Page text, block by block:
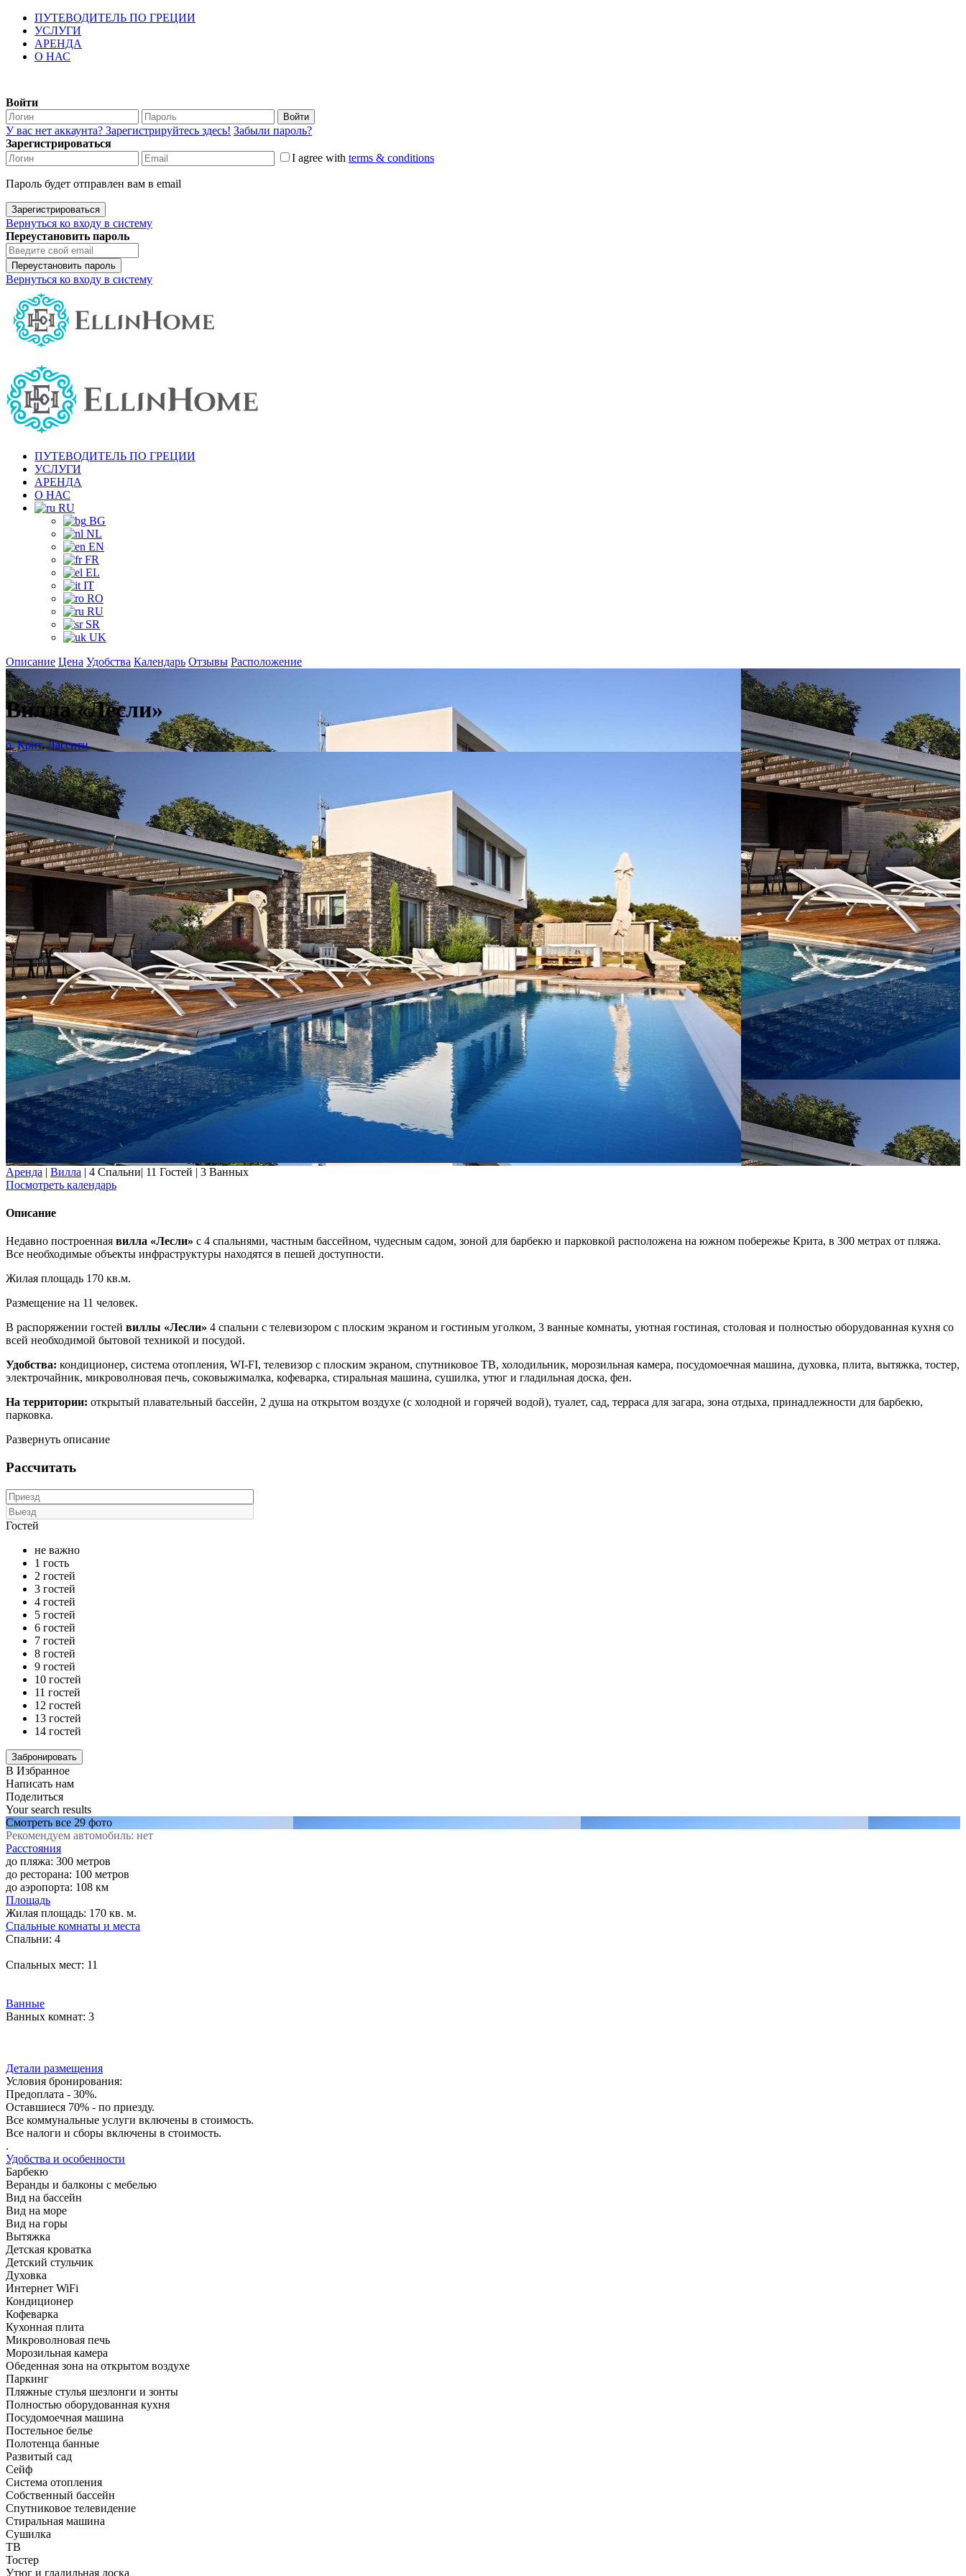
ПУТЕВОДИТЕЛЬ ПО ГРЕЦИИ
УСЛУГИ
АРЕНДА
О НАС
Войти
Войти
У вас нет аккаунта? Зарегистрируйтесь здесь! Забыли пароль?
Зарегистрироваться
I agree with terms & conditions
Пароль будет отправлен вам в email
Зарегистрироваться
Вернуться ко входу в систему
Переустановить пароль
Переустановить пароль
Вернуться ко входу в систему
ПУТЕВОДИТЕЛЬ ПО ГРЕЦИИ
УСЛУГИ
АРЕНДА
О НАС
RU
BG
NL
EN
FR
EL
IT
RO
RU
SR
UK
Описание Цена Удобства Календарь Отзывы Расположение
+
Вилла «Лесли»
о. Крит,Лассити
Аренда | Вилла | 4 Спальни| 11 Гостей | 3 Ванных
Посмотреть календарь
Описание
Недавно построенная вилла «Лесли» с 4 спальнями, частным бассейном, чудесным садом, зоной для барбекю и парковкой расположена на южном побережье Крита, в 300 метрах от пляжа.
Все необходимые объекты инфраструктуры находятся в пешей доступности.
Жилая площадь 170 кв.м.
Размещение на 11 человек.
В распоряжении гостей виллы «Лесли» 4 спальни с телевизором с плоским экраном и гостиным уголком, 3 ванные комнаты, уютная гостиная, столовая и полностью оборудованная кухня со
всей необходимой бытовой техникой и посудой.
Удобства: кондиционер, система отопления, WI-FI, телевизор с плоским экраном, спутниковое ТВ, холодильник, морозильная камера, посудомоечная машина, духовка, плита, вытяжка, тостер,
электрочайник, микроволновая печь, соковыжималка, кофеварка, стиральная машина, сушилка, утюг и гладильная доска, фен.
На территории: открытый плавательный бассейн, 2 душа на открытом воздухе (с холодной и горячей водой), туалет, сад, терраса для загара, зона отдыха, принадлежности для барбекю,
парковка.
Развернуть описание
Рассчитать
Гостей
не важно
1 гость
2 гостей
3 гостей
4 гостей
5 гостей
6 гостей
7 гостей
8 гостей
9 гостей
10 гостей
11 гостей
12 гостей
13 гостей
14 гостей
В Избранное
Написать нам
Поделиться
Your search results
Смотреть все 29 фото
Рекомендуем автомобиль: нет
Расстояния
до пляжа: 300 метров
до ресторана: 100 метров
до аэропорта: 108 км
Площадь
Жилая площадь: 170 кв. м.
Спальные комнаты и места
Спальни: 4
Спальных мест: 11
Ванные
Ванных комнат: 3
Детали размещения
Условия бронирования:
Предоплата - 30%.
Оставшиеся 70% - по приезду.
Все коммунальные услуги включены в стоимость.
Все налоги и сборы включены в стоимость.
.
Удобства и особенности
Барбекю
Веранды и балконы с мебелью
Вид на бассейн
Вид на море
Вид на горы
Вытяжка
Детская кроватка
Детский стульчик
Духовка
Интернет WiFi
Кондиционер
Кофеварка
Кухонная плита
Микроволновая печь
Морозильная камера
Обеденная зона на открытом воздухе
Паркинг
Пляжные стулья шезлонги и зонты
Полностью оборудованная кухня
Посудомоечная машина
Постельное белье
Полотенца банные
Развитый сад
Сейф
Система отопления
Собственный бассейн
Спутниковое телевидение
Стиральная машина
Сушилка
ТВ
Тостер
Утюг и гладильная доска